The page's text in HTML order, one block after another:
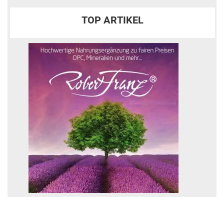
TOP ARTIKEL